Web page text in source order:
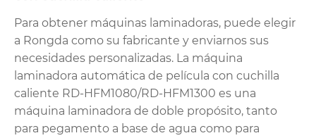
Para obtener máquinas laminadoras, puede elegir
a Rongda como su fabricante y enviarnos sus
necesidades personalizadas. La máquina
laminadora automática de película con cuchilla
caliente RD-HFM1080/RD-HFM1300 es una
máquina laminadora de doble propósito, tanto
para pegamento a base de agua como para